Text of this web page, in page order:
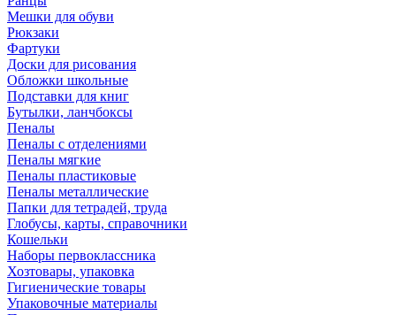
Мешки для обуви
Рюкзаки
Фартуки
Доски для рисования
Обложки школьные
Подставки для книг
Бутылки, ланчбоксы
Пеналы
Пеналы с отделениями
Пеналы мягкие
Пеналы пластиковые
Пеналы металлические
Папки для тетрадей, труда
Глобусы, карты, справочники
Кошельки
Наборы первоклассника
Хозтовары, упаковка
Гигиенические товары
Упаковочные материалы